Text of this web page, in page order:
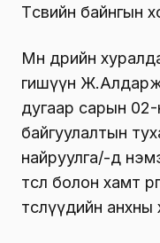
Төсвийн байнгын
Мөн өдрийн
гишүүн
дугаар сарын 02-
байгуулалтын
найруулга/-д
төсөл болон хамт
төслүүдийн